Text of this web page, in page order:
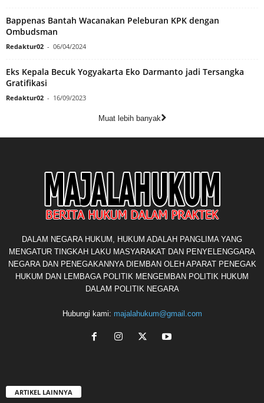
Bappenas Bantah Wacanakan Peleburan KPK dengan
Ombudsman
Redaktur02 - 06/04/2024
Eks Kepala Becuk Yogyakarta Eko Darmanto jadi Tersangka
Gratifikasi
Redaktur02 - 16/09/2023
Muat lebih banyak
DALAM NEGARA HUKUM, HUKUM ADALAH PANGLIMA YANG
MENGATUR TINGKAH LAKU MASYARAKAT DAN PENYELENGGARA
NEGARA DAN PENEGAKANNYA DIEMBAN OLEH APARAT PENEGAK
HUKUM DAN LEMBAGA POLITIK MENGEMBAN POLITIK HUKUM
DALAM POLITIK NEGARA
Hubungi kami: majalahukum@gmail.com
ARTIKEL LAINNYA